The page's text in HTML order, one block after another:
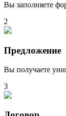
Вы заполняете
2
Предложение
Вы получаете
3